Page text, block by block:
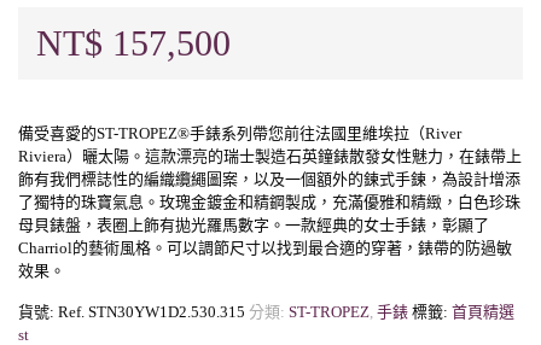
NT$ 157,500
備受喜愛的ST-TROPEZ®手錶系列帶您前往法國里維埃拉（River
Riviera）曬太陽。這款漂亮的瑞士製造石英鐘錶散發女性魅力，在錶帶上
飾有我們標誌性的編織纜繩圖案，以及一個額外的鍊式手鍊，為設計增添
了獨特的珠寶氣息。玫瑰金鍍金和精鋼製成，充滿優雅和精緻，白色珍珠
母貝錶盤，表圈上飾有拋光羅馬數字。一款經典的女士手錶，彰顯了
Charriol的藝術風格。可以調節尺寸以找到最合適的穿著，錶帶的防過敏
效果。
貨號: Ref. STN30YW1D2.530.315 分類: ST-TROPEZ, 手錶 標籤: 首頁精選
st